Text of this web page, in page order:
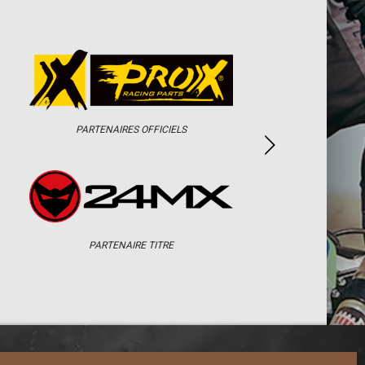
PARTENAIRES OFFICIELS
PARTENAIRE TITRE